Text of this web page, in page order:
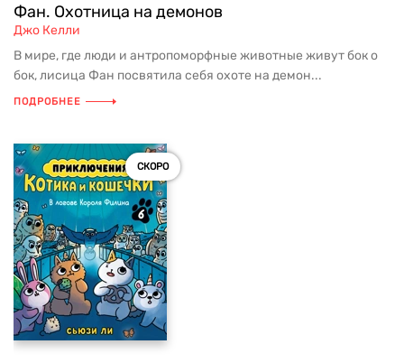
Фан. Охотница на демонов
Джо Келли
В мире, где люди и антропоморфные животные живут бок о
бок, лисица Фан посвятила себя охоте на демон...
ПОДРОБНЕЕ
СКОРО